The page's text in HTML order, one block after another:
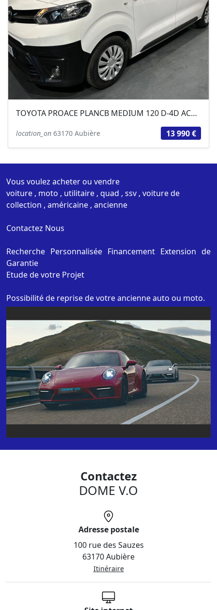
TOYOTA PROACE PLANCB MEDIUM 120 D-4D ACTIVE
location_on 63170 Aubière 13 990 €
Vous voulez acheter ou vendre
voiture , moto , utilitaire , quad , ssv , voiture de
collection , américaine , ancienne
Contactez Nous
Recherche Personnalisée Financement Extension de
Garantie
Etude de votre Projet
Possibilité de reprise de votre ancienne auto ou moto.
Financement et garantie jusqu'a 60 mois.
ET AUSSI :
Achat cash de votre voiture et règlement sous 48H par
Chèque de Banque
DOME VO Spécialisé dans la vente de voiture
d'occasion
depuis plus de 20 ANS
Contactez
DOME V.O
Adresse postale
100 rue des Sauzes
63170 Aubière
Itinéraire